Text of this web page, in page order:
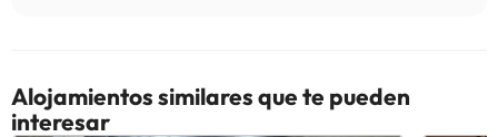
Alojamientos similares que te pueden
interesar